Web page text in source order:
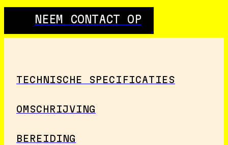
NEEM CONTACT OP
TECHNISCHE SPECIFICATIES
OMSCHRIJVING
BEREIDING